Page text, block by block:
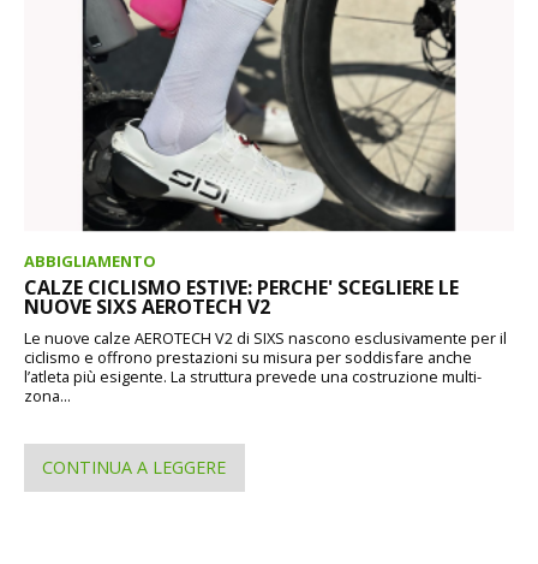
ABBIGLIAMENTO
CALZE CICLISMO ESTIVE: PERCHE' SCEGLIERE LE
NUOVE SIXS AEROTECH V2
Le nuove calze AEROTECH V2 di SIXS nascono esclusivamente per il
ciclismo e offrono prestazioni su misura per soddisfare anche
l’atleta più esigente. La struttura prevede una costruzione multi-
zona...
CONTINUA A LEGGERE